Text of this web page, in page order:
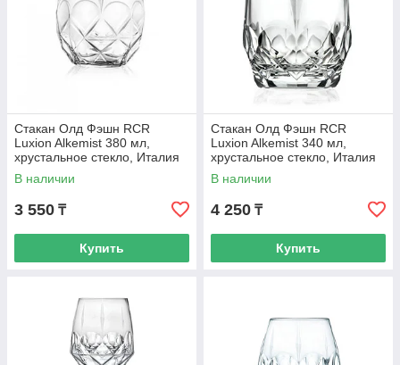
Стакан Олд Фэшн RCR
Luxion Alkemist 380 мл,
хрустальное стекло, Италия
В наличии
3 550 ₸
Купить
Стакан Олд Фэшн RCR
Luxion Alkemist 340 мл,
хрустальное стекло, Италия
В наличии
4 250 ₸
Купить